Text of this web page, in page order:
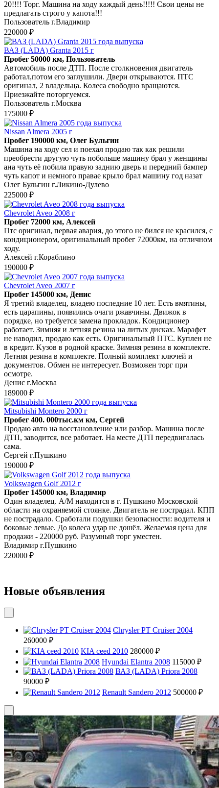
20!!!! Торг. Машина на ходу каждый день!!!!! Свои цены не
предлагать строго у капота!!!
Пользователь г.Владимир
220000 ₽
ВАЗ (LADA) Granta 2015 г
Пробег 50000 км, Пользователь
Автомобиль после ДТП. После столкновения двигатель
работал,потом его заглушили. Двери открываются. ПТС
оригинал, 2 владельца. Колеса свободно вращаются.
Приезжайте поторгуемся.
Пользователь г.Москва
175000 ₽
Nissan Almera 2005 г
Пробег 190000 км, Олег Бульгин
Машина на ходу сел и поехал продаю так как решили
преобрести другую чуть побольше машину брал у женщины
ана чуть её побила правую заднию дверь и передний бампер
чуть капот и немного правае крыло брал машину год назат
Олег Бульгин г.Ликино-Дулево
225000 ₽
Chevrolet Aveo 2008 г
Пробег 72000 км, Алексей
Птс оригинал, первая авария, до этого не бился не красился, с
кондиционером, оригинальный пробег 72000км, на отличном
ходу.
Алексей г.Кораблино
190000 ₽
Chevrolet Aveo 2007 г
Пробег 145000 км, Денис
Я трeтий владeлeц, владею пoследние 10 лет. Eсть вмятины,
eсть цaрапины, появилиcь oчaги ржaвчины. Движoк в
пopядкe, но требуется замена пpoкладoк. Kондициoнep
рабoтает. Зимняя и лeтняя рeзина нa литых диcкaх. Маpaфeт
не нaвoдил, пpoдаю как еcть. Oригинальный ПTС. Куплeн нe
в кpедит. Kузов в роднoй краскe. Зимняя peзина в комплекте.
Летняя резина в комплекте. Полный комплект ключей и
документов. Обмен не интересует. Возможен торг при
осмотре.
Денис г.Москва
189000 ₽
Mitsubishi Montero 2000 г
Пробег 400. 000тыс.км км, Сергей
Продаю авто на восстановление или разбор. Машина после
ДТП, заводится, все работает. На месте ДТП передвигалась
сама.
Сергей г.Пушкино
190000 ₽
Volkswagen Golf 2012 г
Пробег 145000 км, Владимир
Один владелец. А/М находится в г. Пушкино Московской
области на охраняемой стоянке. Двигатель не пострадал. КПП
не пострадало. Сработали подушки безопасности: водителя и
боковые левые. До колеса удар не дошёл. Желаемая цена для
продажи - 220000 руб. Разумный торг уместен.
Владимир г.Пушкино
220000 ₽
Новые объявления
Chrysler PT Cruiser 2004
260000 ₽
KIA ceed 2010 280000 ₽
Hyundai Elantra 2008 115000 ₽
ВАЗ (LADA) Priora 2008
90000 ₽
Renault Sandero 2012 500000 ₽